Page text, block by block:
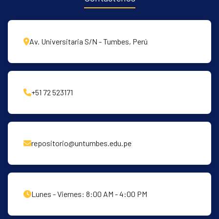
34.55% logró inferencias y 21.82% análisis
estudio valida que las estrategias lúdicas son
de escritura en contextos educativos
vulnerables, alineándose con hallazgos
(2024).
Av. Universitaria S/N - Tumbes, Perú
+51 72 523171
repositorio@untumbes.edu.pe
Lunes - Viernes: 8:00 AM - 4:00 PM